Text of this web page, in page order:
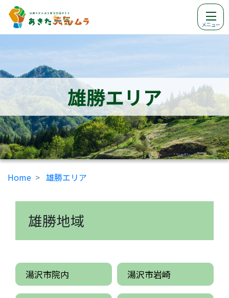
メニュー
雄勝エリア
Home 雄勝エリア
雄勝地域
湯沢市院内 湯沢市岩崎